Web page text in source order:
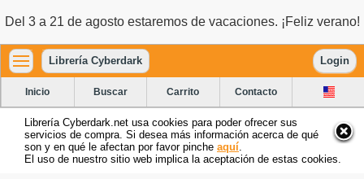
Del 3 a 21 de agosto estaremos de vacaciones. ¡Feliz verano!
Librería Cyberdark Login
Inicio Buscar Carrito Contacto
Librería Cyberdark.net usa cookies para poder ofrecer sus
servicios de compra. Si desea más información acerca de qué
son y en qué le afectan por favor pinche aquí
El uso de nuestro sitio web implica la aceptación de estas cookies.